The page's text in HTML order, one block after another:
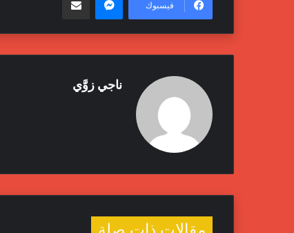
فيسبوك
ناجي زوَّي